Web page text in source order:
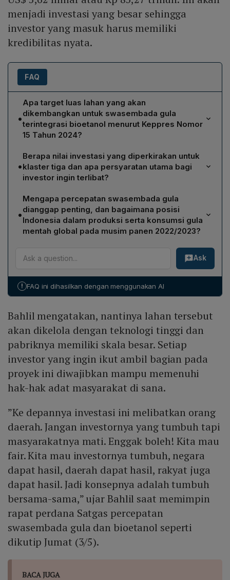
menjadi investasi yang besar sehingga
investor yang masuk harus memiliki
kredibilitas nyata.
FAQ
•
Apa target luas lahan yang akan
dikembangkan untuk swasembada gula
terintegrasi bioetanol menurut Keppres Nomor
15 Tahun 2024?
Pemerintah menyiapkan total dua juta hektare lahan di
Kabupaten Merauke, Provinsi Papua Selatan. Luas
tersebut dibagi menjadi empat klaster: klaster 1 dan 2
masing‑masing kurang lebih 1.000.000 ha, klaster 3
sekitar 504.373 ha, dan klaster 4 sekitar 400.000 ha.
•
Berapa nilai investasi yang diperkirakan untuk
klaster tiga dan apa persyaratan utama bagi
investor ingin terlibat?
US$ 5,62 miliar atau Rp 83,27 triliun. Investor harus
memiliki kredibilitas nyata, mampu mengelola lahan
dengan teknologi tinggi, serta wajib memenuhi hak‑hak
•
Mengapa percepatan swasembada gula
dianggap penting, dan bagaimana posisi
Indonesia dalam produksi serta konsumsi gula
mentah global pada musim panen 2022/2023?
Pemerintah menilai produksi gula saat ini tidak
mencukupi, sehingga Indonesia masih harus
mengimpor; percepatan swasembada gula akan
mengurangi ketergantungan impor. Pada musim panen
gula mentah (peringkat ke‑13), namun mengonsumsi 7,8
juta metrik ton (peringkat ke‑6), tiga kali lipat produksi
Ask
! FAQ ini dihasilkan dengan menggunakan AI
Bahlil mengatakan, nantinya lahan tersebut
akan dikelola dengan teknologi tinggi dan
pabriknya memiliki skala besar. Setiap
investor yang ingin ikut ambil bagian pada
proyek ini diwajibkan mampu memenuhi
hak-hak adat masyarakat di sana.
”Ke depannya investasi ini melibatkan orang
daerah. Jangan investornya yang tumbuh tapi
masyarakatnya mati. Enggak boleh! Kita mau
fair. Kita mau investornya tumbuh, negara
dapat hasil, daerah dapat hasil, rakyat juga
dapat hasil. Jadi konsepnya adalah tumbuh
bersama-sama,” ujar Bahlil saat memimpin
rapat perdana Satgas percepatan
swasembada gula dan bioetanol seperti
dikutip Jumat (3/5).
BACA JUGA